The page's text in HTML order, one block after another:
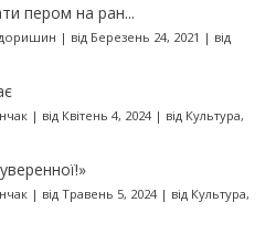
пером на ран...
| від Березень 24, 2021 | від
| від Квітень 4, 2024| від Культура,
| від Травень 5, 2024| від Культура,